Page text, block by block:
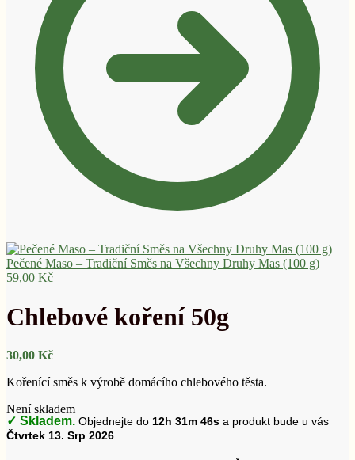
Pečené Maso – Tradiční Směs na Všechny Druhy Mas (100 g)
59,00 Kč
Chlebové koření 50g
30,00 Kč
Kořenící směs k výrobě domácího chlebového těsta.
Není skladem
✓ Skladem. Objednejte do 12h 31m 45s a produkt bude u vás
Čtvrtek 13. Srp 2026